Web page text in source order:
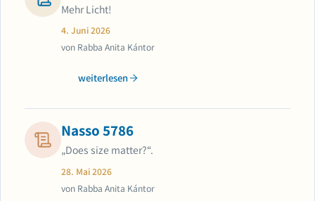
Mehr Licht!
4. Juni 2026
von Rabba Anita Kántor
weiterlesen
Nasso 5786
„Does size matter?“.
28. Mai 2026
von Rabba Anita Kántor